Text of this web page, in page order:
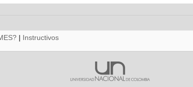
| Instructivos